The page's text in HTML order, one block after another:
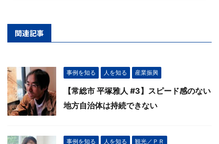
関連記事
事例を知る 人を知る 産業振興
【常総市 平塚雅人 #3】スピード感のない
地方自治体は持続できない
事例を知る 人を知る 観光／ＰＲ